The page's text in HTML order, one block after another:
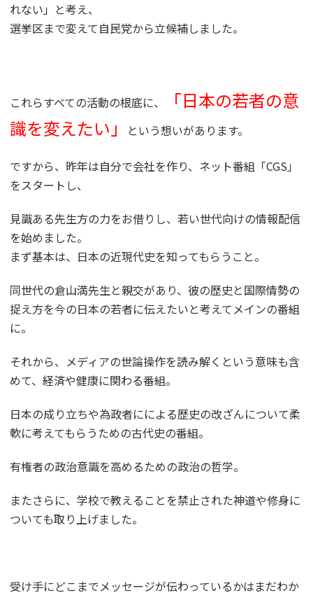
れない」と考え、
選挙区まで変えて自民党から立候補しました。
これらすべての活動の根底に、
「日本の若者の意
識を変えたい」
という想いがあります。
ですから、昨年は自分で会社を作り、ネット番組「CGS」
をスタートし、
見識ある先生方の力をお借りし、若い世代向けの情報配信
を始めました。
まず基本は、日本の近現代史を知ってもらうこと。
同世代の倉山満先生と親交があり、彼の歴史と国際情勢の
捉え方を今の日本の若者に伝えたいと考えてメインの番組
に。
それから、メディアの世論操作を読み解くという意味も含
めて、経済や健康に関わる番組。
日本の成り立ちや為政者にによる歴史の改ざんについて柔
軟に考えてもらうための古代史の番組。
有権者の政治意識を高めるための政治の哲学。
またさらに、学校で教えることを禁止された神道や修身に
ついても取り上げました。
受け手にどこまでメッセージが伝わっているかはまだわか